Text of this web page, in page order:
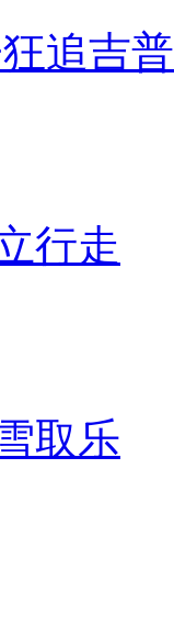
追吉
行走
取乐